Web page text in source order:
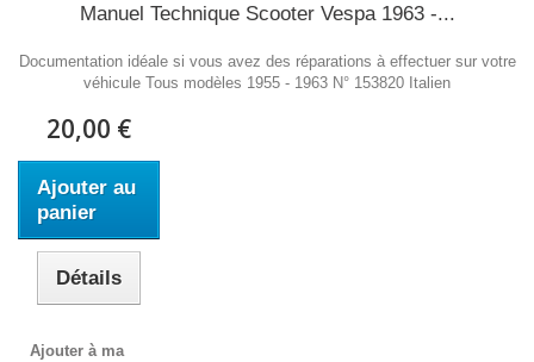
Manuel Technique Scooter Vespa 1963 -...
Documentation idéale si vous avez des réparations à effectuer sur votre
véhicule Tous modèles 1955 - 1963 N° 153820 Italien
20,00 €
Ajouter au
panier
Détails
Ajouter à ma